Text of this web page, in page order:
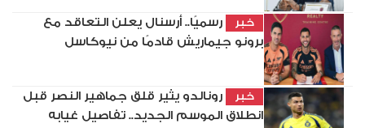
خبر
رسميًا.. أرسنال يعلن التعاقد مع
برونو جيماريش قادمًا من نيوكاسل
خبر
رونالدو يثير قلق جماهير النصر قبل
انطلاق الموسم الجديد.. تفاصيل غيابه